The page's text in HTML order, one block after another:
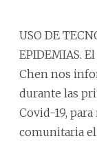
USO DE
EPIDEMIAS.
Chen nos
durante las
Covid-19,
comunitaria